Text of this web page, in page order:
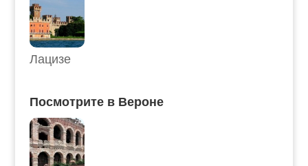
Лацизе
Посмотрите в Вероне